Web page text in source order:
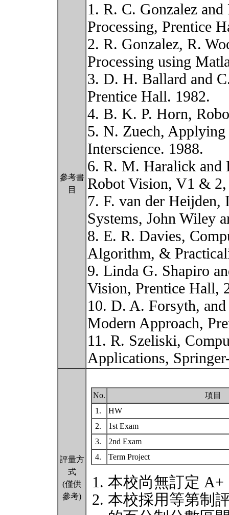
參考書
目
1. R. C. Gonzalez
Processing, Prentice
2. R. Gonzalez, R.
Processing using
3. D. H. Ballard and
Prentice Hall. 1982.
4. B. K. P. Horn,
5. N. Zuech,
Interscience. 1988.
6. R. M. Haralick and
Robot Vision, V1 & 2,
7. F. van der Heijden,
Systems, John Wiley
8. E. R. Davies,
Algorithm, &
9. Linda G. Shapiro
Vision, Prentice Hall,
10. D. A. Forsyth,
Modern Approach,
11. R. Szeliski,
Applications,
評量方
式
(僅供
參考)
No.
項目
1.
HW
2.
1st Exam
3.
2nd Exam
4.
Term Project
本校尚無訂定 A+
本校採用等第制